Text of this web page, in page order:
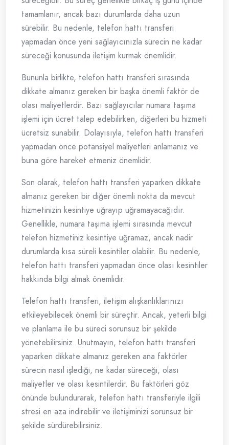
tamamlanır, ancak bazı durumlarda daha uzun
sürebilir. Bu nedenle, telefon hattı transferi
yapmadan önce yeni sağlayıcınızla sürecin ne kadar
süreceği konusunda iletişim kurmak önemlidir.
Bununla birlikte, telefon hattı transferi sırasında
dikkate almanız gereken bir başka önemli faktör de
olası maliyetlerdir. Bazı sağlayıcılar numara taşıma
işlemi için ücret talep edebilirken, diğerleri bu hizmeti
ücretsiz sunabilir. Dolayısıyla, telefon hattı transferi
yapmadan önce potansiyel maliyetleri anlamanız ve
buna göre hareket etmeniz önemlidir.
Son olarak, telefon hattı transferi yaparken dikkate
almanız gereken bir diğer önemli nokta da mevcut
hizmetinizin kesintiye uğrayıp uğramayacağıdır.
Genellikle, numara taşıma işlemi sırasında mevcut
telefon hizmetiniz kesintiye uğramaz, ancak nadir
durumlarda kısa süreli kesintiler olabilir. Bu nedenle,
telefon hattı transferi yapmadan önce olası kesintiler
hakkında bilgi almak önemlidir.
Telefon hattı transferi, iletişim alışkanlıklarınızı
etkileyebilecek önemli bir süreçtir. Ancak, yeterli bilgi
ve planlama ile bu süreci sorunsuz bir şekilde
yönetebilirsiniz. Unutmayın, telefon hattı transferi
yaparken dikkate almanız gereken ana faktörler
sürecin nasıl işlediği, ne kadar süreceği, olası
maliyetler ve olası kesintilerdir. Bu faktörleri göz
önünde bulundurarak, telefon hattı transferiyle ilgili
stresi en aza indirebilir ve iletişiminizi sorunsuz bir
şekilde sürdürebilirsiniz.